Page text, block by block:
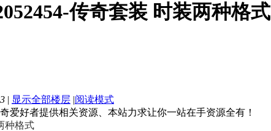
传奇套装 时装两种格式
| 显示全部楼层 |阅读模式
爱好者提供相关资源、本站力求让你一站在手资源全有！
种格式